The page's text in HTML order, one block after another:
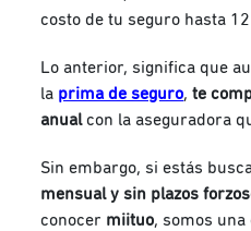
costo de tu seguro hasta
Lo anterior, significa que
la prima de seguro,te
anualcon la aseguradora
Sin embargo, si estás
mensual y sin plazos
conocer miituo, somos